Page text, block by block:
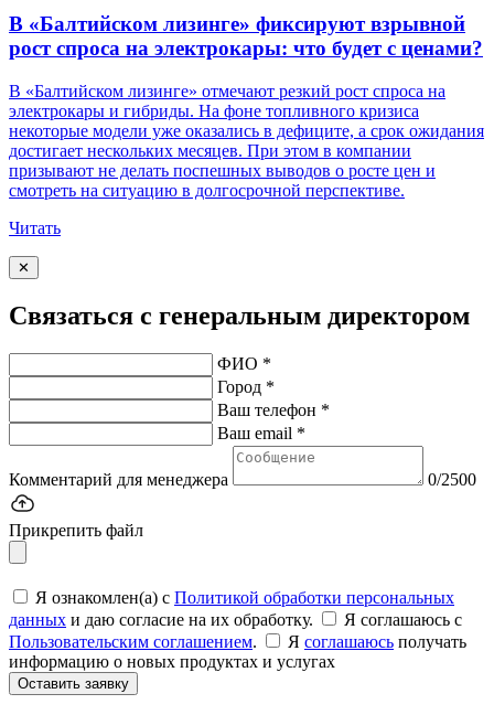
В «Балтийском лизинге» фиксируют взрывной
рост спроса на электрокары: что будет с ценами?
В «Балтийском лизинге» отмечают резкий рост спроса на
электрокары и гибриды. На фоне топливного кризиса
некоторые модели уже оказались в дефиците, а срок ожидания
достигает нескольких месяцев. При этом в компании
призывают не делать поспешных выводов о росте цен и
смотреть на ситуацию в долгосрочной перспективе.
Читать
✕
Связаться с генеральным директором
ФИО *
Город *
Ваш телефон *
Ваш email *
Комментарий для менеджера 0/2500
Прикрепить файл
Я ознакомлен(а) с Политикой обработки персональных
данных и даю согласие на их обработку.
Я соглашаюсь c
Пользовательским соглашением. Я соглашаюсь получать
информацию о новых продуктах и услугах
Оставить заявку